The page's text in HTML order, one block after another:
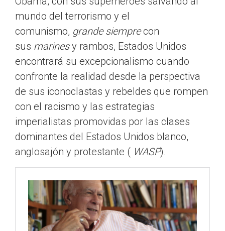
mundo del terrorismo y el
comunismo, grande siemprecon
sus marinesy rambos, Estados Unidos
encontrará su excepcionalismo cuando
confronte la realidad desde la perspectiva
de sus iconoclastas y rebeldes que rompen
con el racismo y las estrategias
imperialistas promovidas por las clases
dominantes del Estados Unidos blanco,
anglosajón y protestante ( WASP).